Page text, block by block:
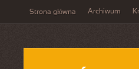
Strona główna Archiwum